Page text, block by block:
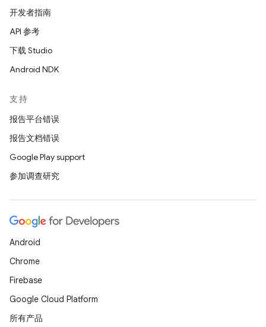
开发者指南
API 参考
下载 Studio
Android NDK
支持
报告平台错误
报告文档错误
Google Play support
参加调查研究
Android
Chrome
Firebase
Google Cloud Platform
所有产品